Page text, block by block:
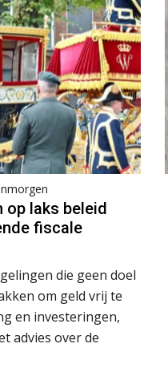
op laks beleid
fiscale
die geen doel
om geld vrij te
en investeringen,
advies over de